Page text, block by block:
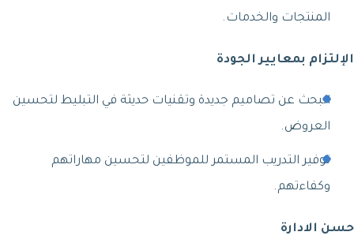
المنتجات والخدمات.
الإلتزام بمعايير الجودة
البحث عن تصاميم جديدة وتقنيات حديثة في التبليط لتحسين
العروض.
توفير التدريب المستمر للموظفين لتحسين مهاراتهم
وكفاءتهم.
حسن الادارة